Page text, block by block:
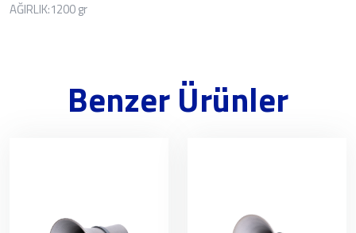
AĞIRLIK:1200 gr
Benzer Ürünler